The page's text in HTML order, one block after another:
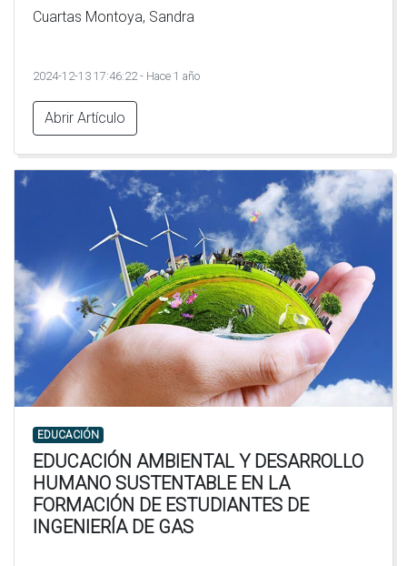
Cuartas Montoya, Sandra
2024-12-13 17:46:22 - Hace 1 año
Abrir Artículo
EDUCACIÓN
EDUCACIÓN AMBIENTAL Y DESARROLLO
HUMANO SUSTENTABLE EN LA
FORMACIÓN DE ESTUDIANTES DE
INGENIERÍA DE GAS